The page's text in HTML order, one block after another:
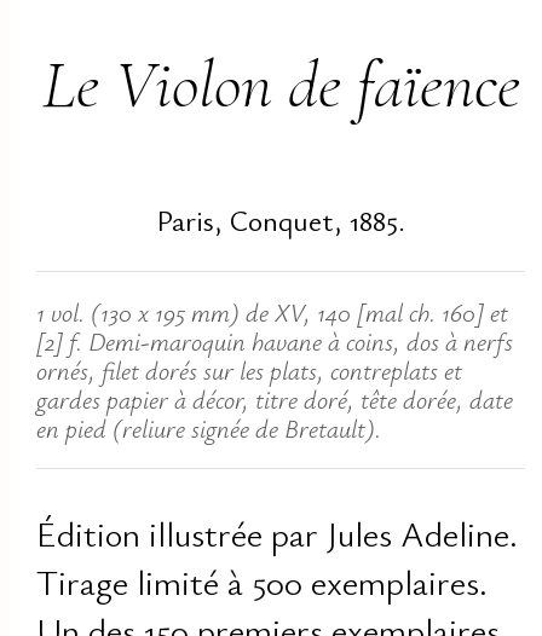
Le Violon de faïence
Paris, Conquet, 1885.
1 vol. (130 x 195 mm) de XV, 140 [mal ch. 160] et
[2] f. Demi-maroquin havane à coins, dos à nerfs
ornés, filet dorés sur les plats, contreplats et
gardes papier à décor, titre doré, tête dorée, date
en pied (reliure signée de Bretault).
Édition illustrée par Jules Adeline.
Tirage limité à 500 exemplaires.